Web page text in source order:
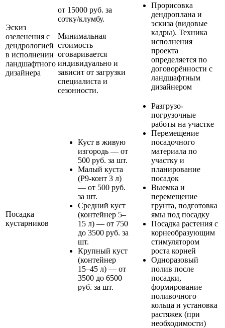
Эскиз
озеленения с
дендрологией
в исполнении
ландшафтного
дизайнера
от 15000 руб. за
сотку/клумбу.
Минимальная
стоимость
оговаривается
индивидуально и
зависит от загрузки
специалиста и
сезонности.
Прорисовка
дендроплана и
эскиза (видовые
кадры). Техника
исполнения
проекта
определяется по
договорённости с
ландшафтным
дизайнером
Посадка
кустарников
Куст в живую
изгородь — от
500 руб. за шт.
Малый куста
(Р9-конт 3 л)
— от 500 руб.
за шт.
Средний куст
(контейнер 5–
15 л) — от 750
до 3500 руб. за
шт.
Крупный куст
(контейнер
15–45 л) — от
3500 до 6500
руб. за шт.
Разгрузо-
погрузочные
работы на участке
Перемещение
посадочного
материала по
участку и
планирование
посадок
Выемка и
перемещение
грунта, подготовка
ямы под посадку
Посадка растения с
корнеобразующим
стимулятором
роста корней
Одноразовый
полив после
посадки,
формирование
поливочного
кольца и установка
растяжек (при
необходимости)